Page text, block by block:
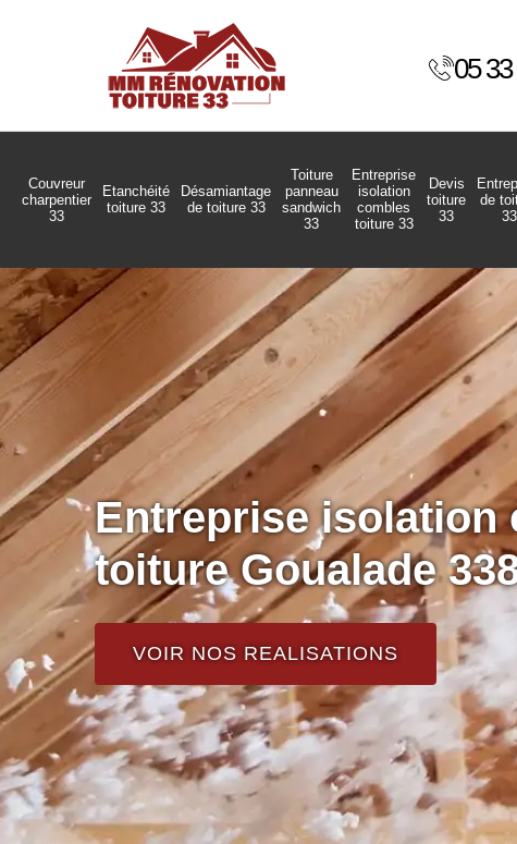
05
Couvreur
charpentier
33
Etanchéité
toiture 33
Désamiantage
de toiture 33
Toiture
panneau
sandwich
33
Entreprise
isolation
combles
toiture 33
Devis
toiture
33
de
33
Entreprise isolation
toiture Goualade
VOIR NOS REALISATIONS